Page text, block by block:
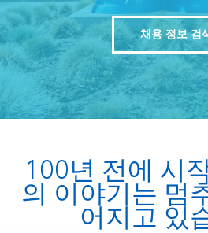
채용 정보 검
100년 전에 시
의 이야기는 멈
어지고 있